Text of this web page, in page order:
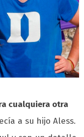
cualquiera otra
a su hijo Aless.